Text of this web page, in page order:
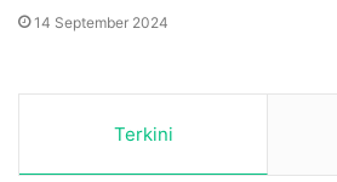
14 September 2024
Terkini